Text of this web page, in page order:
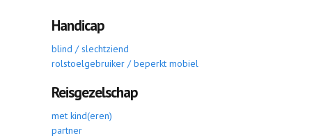
Handicap
blind / slechtziend
rolstoelgebruiker / beperkt mobiel
Reisgezelschap
met kind(eren)
partner